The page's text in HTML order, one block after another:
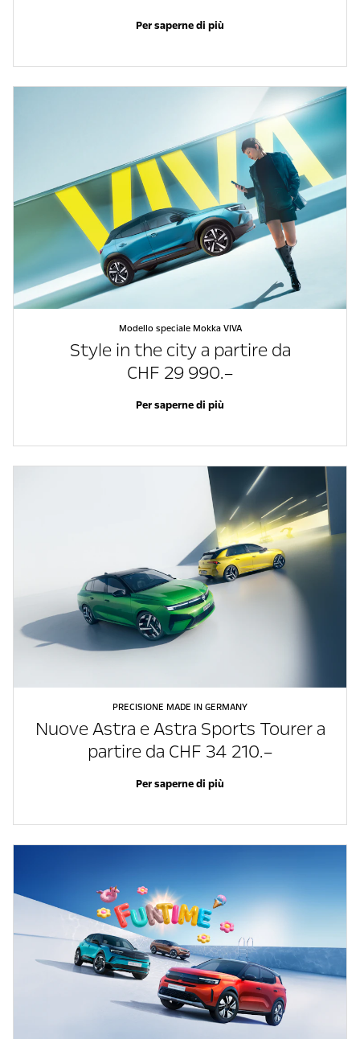
Per saperne di più
Modello speciale Mokka VIVA
Style in the city a partire da
CHF 29 990.–
Per saperne di più
PRECISIONE MADE IN GERMANY
Nuove Astra e Astra Sports Tourer a
partire da CHF 34 210.–
Per saperne di più